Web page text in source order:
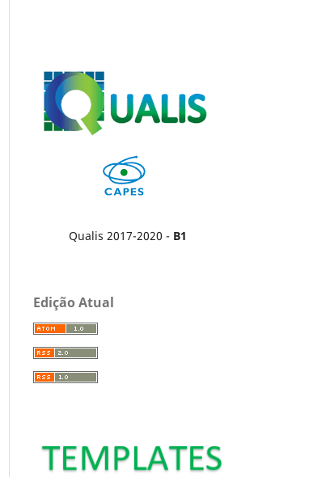
Qualis 2017-2020 - B1
Edição Atual